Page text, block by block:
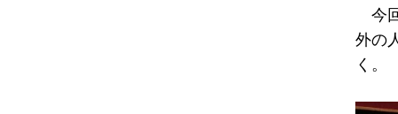
今
外の
く。